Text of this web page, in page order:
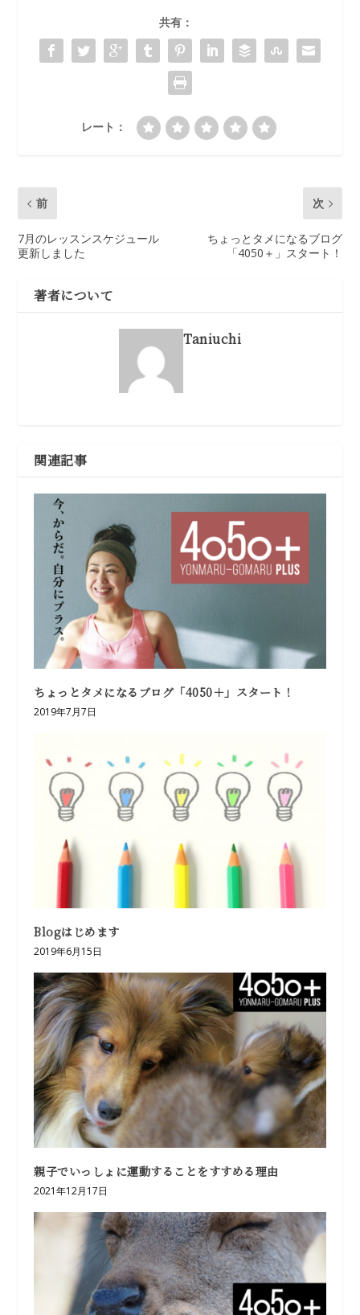
共有：
レート：
前
7月のレッスンスケジュール
更新しました
次
ちょっとタメになるブログ
「4050＋」スタート！
著者について
Taniuchi
関連記事
ちょっとタメになるブログ「4050＋」スタート！
2019年7月7日
Blogはじめます
2019年6月15日
親子でいっしょに運動することをすすめる理由
2021年12月17日